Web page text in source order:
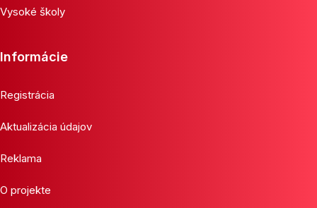
Vysoké školy
Informácie
Registrácia
Aktualizácia údajov
Reklama
O projekte